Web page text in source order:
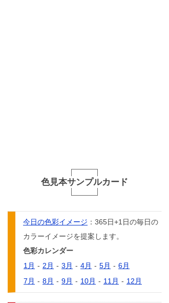
色見本サンプルカード
今日の色彩イメージ ：365日+1日の毎日の
カラーイメージを提案します。
色彩カレンダー
1月 - 2月 - 3月 - 4月 - 5月 - 6月
7月 - 8月 - 9月 - 10月 - 11月 - 12月